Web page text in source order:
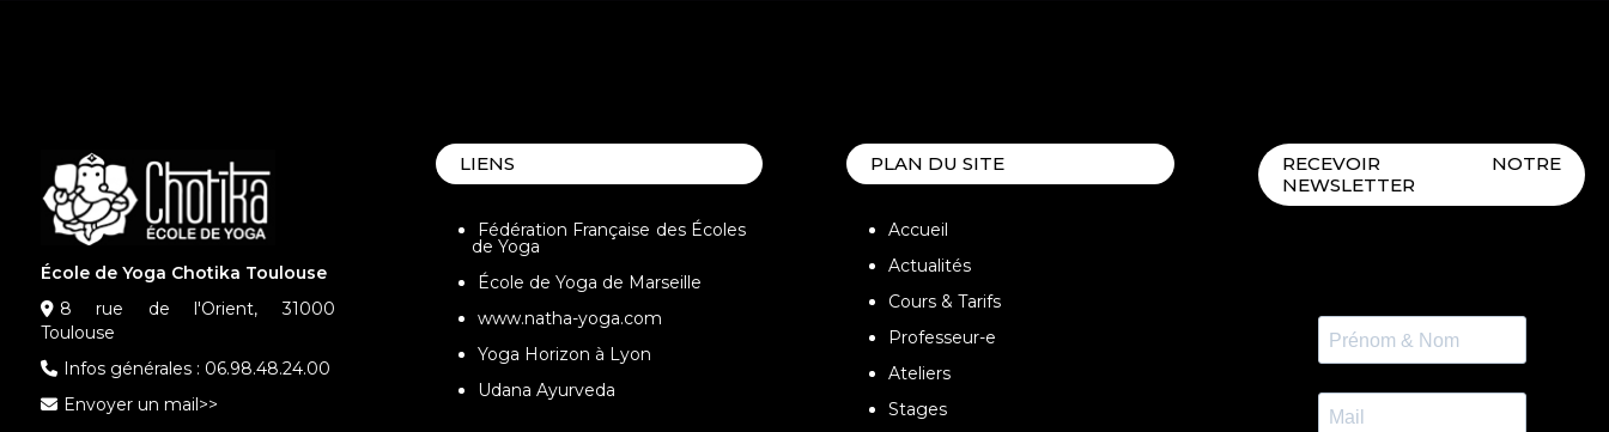
École de Yoga Chotika Toulouse
8 rue de l'Orient, 31000
Toulouse
Infos générales : 06.98.48.24.00
Envoyer un mail>>
LIENS
Fédération Française des Écoles
de Yoga
École de Yoga de Marseille
www.natha-yoga.com
Yoga Horizon à Lyon
Udana Ayurveda
PLAN DU SITE
Accueil
Actualités
Cours & Tarifs
Professeur-e
Ateliers
Stages
RECEVOIR NOTRE
NEWSLETTER